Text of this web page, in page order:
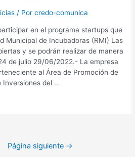
/ Porcredo-comunica
en el programa startups que
Municipal de Incubadoras (RMI) Las
y se podrán realizar de manera
de julio 29/06/2022.- La empresa
al Área de Promoción de
Inversiones del …
Página siguiente →